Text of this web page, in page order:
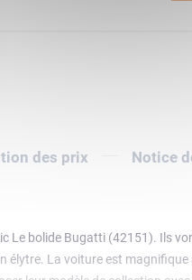
des prix Notice
Le bolide Bugatti (42151). Ils
La voiture est